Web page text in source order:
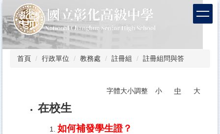
到
主
要
內
首頁 行政單位 教務處 註冊組 註冊組問與答
字體大小調整 小 中 大
在校生
如何補發學生證？